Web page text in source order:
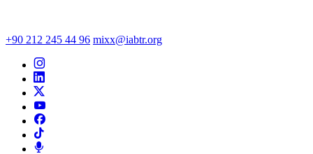
+90 212 245 44 96 mixx@iabtr.org